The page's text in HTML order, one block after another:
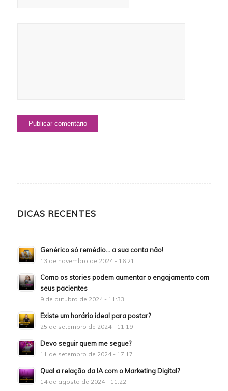
DICAS RECENTES
Genérico só remédio… a sua conta não!
13 de novembro de 2024 - 16:21
Como os stories podem aumentar o engajamento com
seus pacientes
9 de outubro de 2024 - 11:33
Existe um horário ideal para postar?
25 de setembro de 2024 - 11:19
Devo seguir quem me segue?
11 de setembro de 2024 - 17:17
Qual a relação da IA com o Marketing Digital?
14 de agosto de 2024 - 11:22